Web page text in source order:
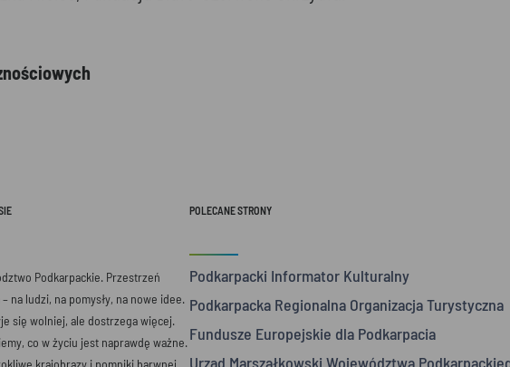
Podkarpackie. Przestrzeń
na ludzi, na pomysły, na nowe idee.
się wolniej, ale dostrzega więcej.
co w życiu jest naprawdę ważne.
POLECANE STRONY
Podkarpacki Informator Kulturalny
Podkarpacka Regionalna Organizacja Turystyczna
Fundusze Europejskie dla Podkarpacia
Urząd Marszałkowski Województwa